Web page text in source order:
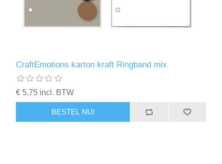
CraftEmotions karton kraft Ringband mix
€ 5,75 incl. BTW
BESTEL NU!